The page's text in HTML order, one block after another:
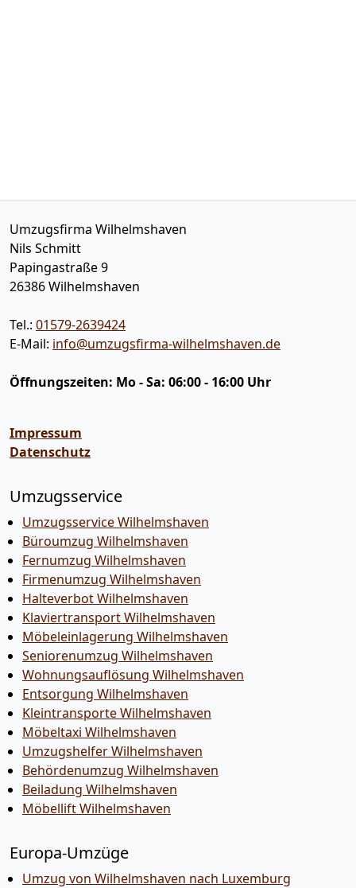
Umzugsfirma Wilhelmshaven
Nils Schmitt
Papingastraße 9
26386Wilhelmshaven
Tel.: 01579-2639424
E-Mail: info@umzugsfirma-wilhelmshaven.de
Öffnungszeiten: Mo - Sa: 06:00 - 16:00 Uhr
Impressum
Datenschutz
Umzugsservice
Umzugsservice Wilhelmshaven
Büroumzug Wilhelmshaven
Fernumzug Wilhelmshaven
Firmenumzug Wilhelmshaven
Halteverbot Wilhelmshaven
Klaviertransport Wilhelmshaven
Möbeleinlagerung Wilhelmshaven
Seniorenumzug Wilhelmshaven
Wohnungsauflösung Wilhelmshaven
Entsorgung Wilhelmshaven
Kleintransporte Wilhelmshaven
Möbeltaxi Wilhelmshaven
Umzugshelfer Wilhelmshaven
Behördenumzug Wilhelmshaven
Beiladung Wilhelmshaven
Möbellift Wilhelmshaven
Europa-Umzüge
Umzug von Wilhelmshaven nach Luxemburg